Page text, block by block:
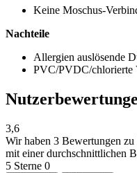
Keine Moschus-
Nachteile
Allergien auslösende
PVC/PVDC/chlorierte
3,6
Wir haben 3 Bewertungen zu
mit einer durchschnittlichen
5 Sterne 0